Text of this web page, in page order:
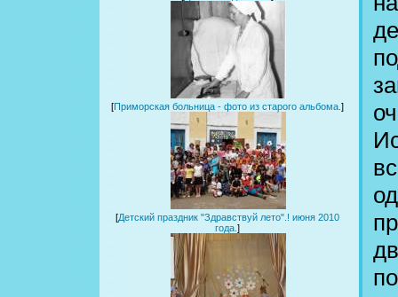
[Приморская больница - фото из старого альбома.]
[Детский праздник "Здравствуй лето".! июня 2010
года.]